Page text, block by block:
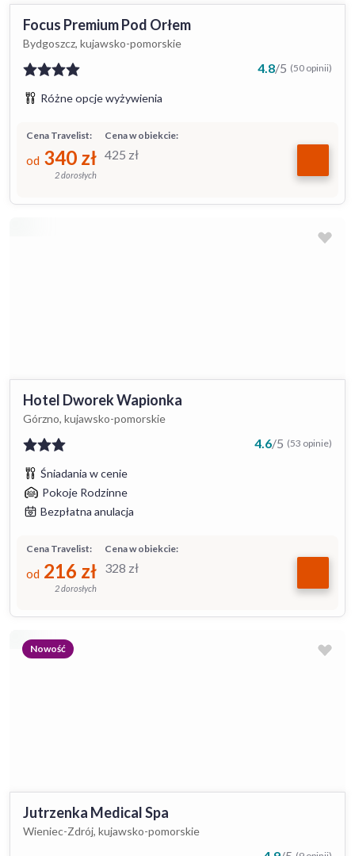
Focus Premium Pod Orłem
Bydgoszcz, kujawsko-pomorskie
4.8/5 (50 opinii)
Różne opcje wyżywienia
Cena w obiekcie:
425 zł
Cena Travelist:
od 340 zł
2 dorosłych
Hotel Dworek Wapionka
Górzno, kujawsko-pomorskie
4.6/5 (53 opinie)
Śniadania w cenie
Pokoje Rodzinne
Bezpłatna anulacja
Cena w obiekcie:
328 zł
Cena Travelist:
od 216 zł
2 dorosłych
Nowość
Jutrzenka Medical Spa
Wieniec-Zdrój, kujawsko-pomorskie